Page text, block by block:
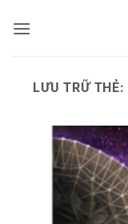
qua
LƯU TRỮ THẺ: